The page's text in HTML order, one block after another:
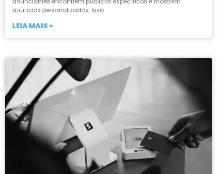
anúncios personalizados. Isso
LEIA MAIS »